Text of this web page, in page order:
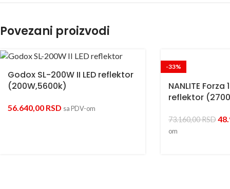
Povezani proizvodi
Godox SL-200W II LED reflektor
(200W,5600k)
56.640,00 RSD sa PDV-om
-33%
NANLITE Forza
reflektor
73.160,00RSD
om